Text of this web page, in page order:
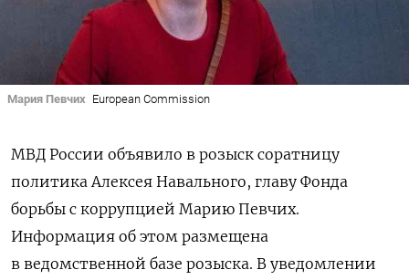
Мария Певчих European Commission
МВД России объявило в розыск соратницу
политика Алексея Навального, главу Фонда
борьбы с коррупцией Марию Певчих.
Информация об этом размещена
в ведомственной базе розыска. В уведомлении